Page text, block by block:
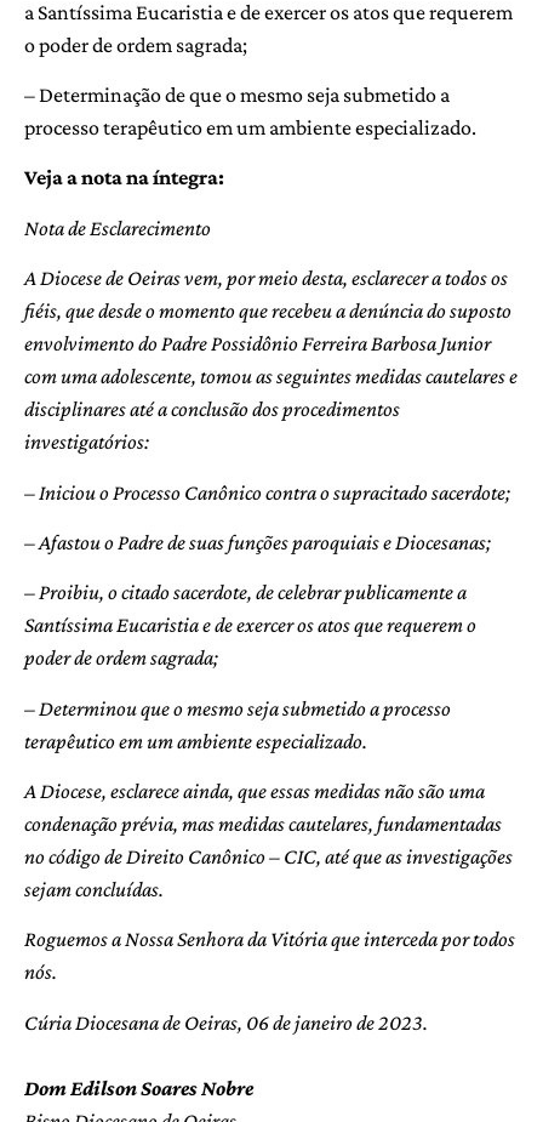
a Santíssima Eucaristia e de exercer os atos que requerem
o poder de ordem sagrada;
– Determinação de que o mesmo seja submetido a
processo terapêutico em um ambiente especializado.
Veja a nota na íntegra:
Nota de Esclarecimento
A Diocese de Oeiras vem, por meio desta, esclarecer a todos os
fiéis, que desde o momento que recebeu a denúncia do suposto
envolvimento do Padre Possidônio Ferreira Barbosa Junior
com uma adolescente, tomou as seguintes medidas cautelares e
disciplinares até a conclusão dos procedimentos
investigatórios:
– Iniciou o Processo Canônico contra o supracitado sacerdote;
– Afastou o Padre de suas funções paroquiais e Diocesanas;
– Proibiu, o citado sacerdote, de celebrar publicamente a
Santíssima Eucaristia e de exercer os atos que requerem o
poder de ordem sagrada;
– Determinou que o mesmo seja submetido a processo
terapêutico em um ambiente especializado.
A Diocese, esclarece ainda, que essas medidas não são uma
condenação prévia, mas medidas cautelares, fundamentadas
no código de Direito Canônico – CIC, até que as investigações
sejam concluídas.
Roguemos a Nossa Senhora da Vitória que interceda por todos
nós.
Cúria Diocesana de Oeiras, 06 de janeiro de 2023.
Dom Edilson Soares Nobre